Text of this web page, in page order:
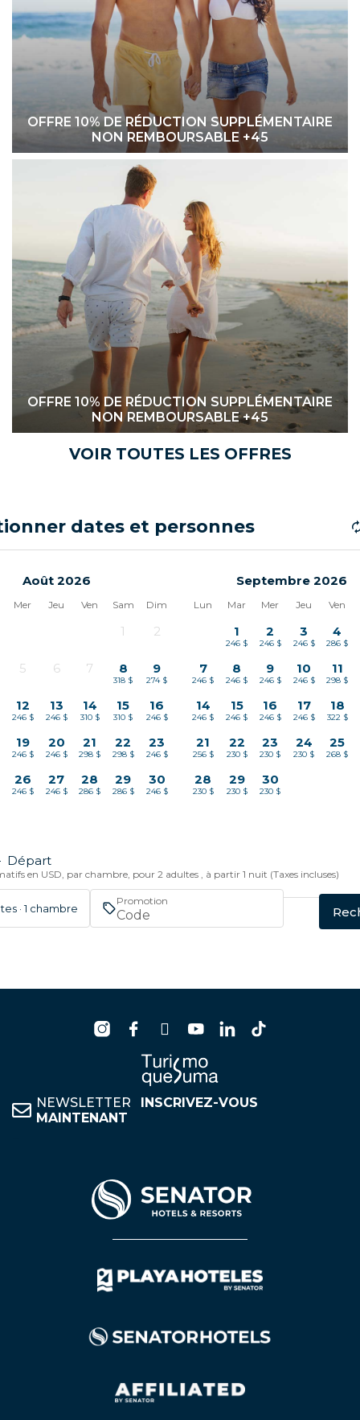
OFFRE 10% DE RÉDUCTION SUPPLÉMENTAIRE
NON REMBOURSABLE +45
OFFRE 10% DE RÉDUCTION SUPPLÉMENTAIRE
NON REMBOURSABLE +45
VOIR TOUTES LES OFFRES
dates et personnes
Août 2026
Mer Jeu Ven Sam Dim
1 2
5 6 7 8
318 $
9
274 $
12
246 $
13
246 $
14
310 $
15
310 $
16
246 $
19
246 $
20
246 $
21
298 $
22
298 $
23
246 $
26
246 $
27
246 $
28
286 $
29
286 $
30
246 $
Septembre 2026
Lun Mar Mer Jeu Ven
1
246 $
2
246 $
3
246 $
4
286 $
7
246 $
8
246 $
9
246 $
10
246 $
11
298 $
14
246 $
15
246 $
16
246 $
17
246 $
18
322 $
21
256 $
22
230 $
23
230 $
24
230 $
25
268 $
28
230 $
29
230 $
30
230 $
Départ
en USD, par chambre, pour 2 adultes , à partir 1 nuit (Taxes incluses)
· 1 chambre
Promotion
NEWSLETTER
INSCRIVEZ-VOUS
MAINTENANT